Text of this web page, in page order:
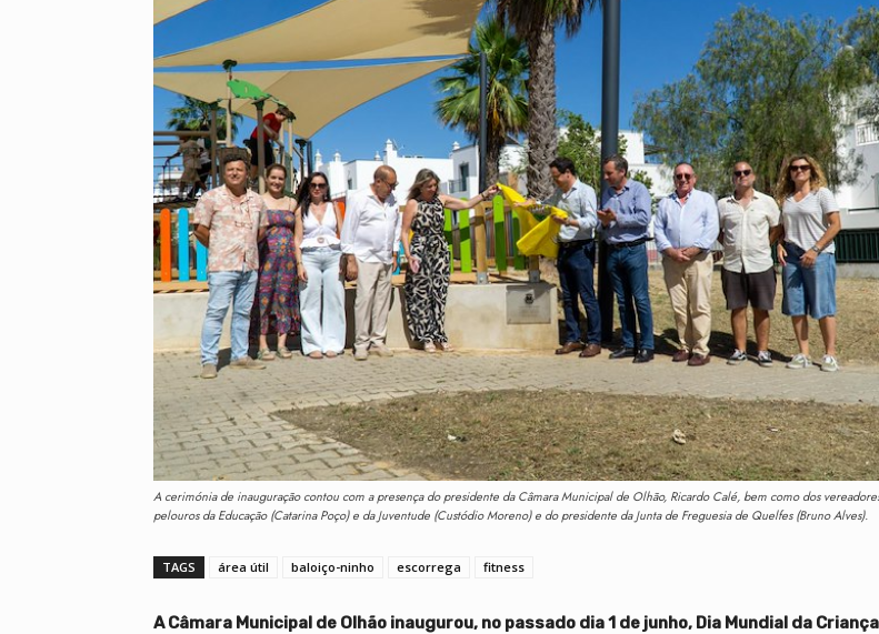
A cerimónia de inauguração contou com a presença do presidente da Câmara Municipal de Olhão, Ricardo Calé, bem como dos
pelouros da Educação (Catarina Poço) e da Juventude (Custódio Moreno) e do presidente da Junta de Freguesia de Quelfes (Bruno Alves).
TAGS área útil baloiço-ninho escorrega fitness
A Câmara Municipal de Olhão inaugurou, no passado dia 1 de junho, Dia Mundial da